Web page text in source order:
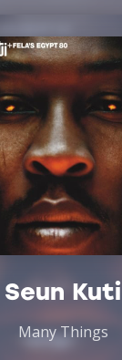
Seun Kuti
Many Things